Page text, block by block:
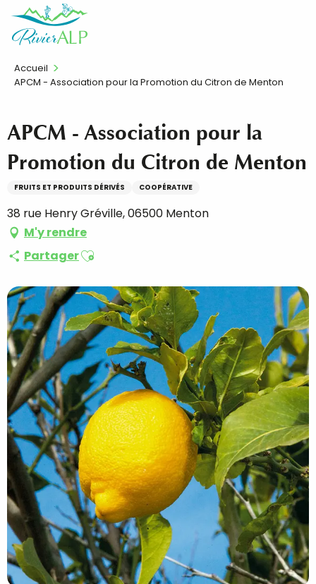
contenu
FR
Accueil
APCM - Association pour la Promotion du Citron de Menton
APCM - Association pour la
Promotion du Citron de Menton
FRUITS ET PRODUITS DÉRIVÉS COOPÉRATIVE
38 rue Henry Gréville, 06500 Menton
M'y rendre
PartagerAjouter aux favoris